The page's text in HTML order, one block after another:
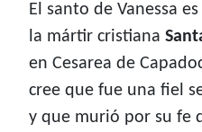
El santo de Vanessa es
la mártir cristiana
en Cesarea de
cree que fue una fiel
y que murió por su fe